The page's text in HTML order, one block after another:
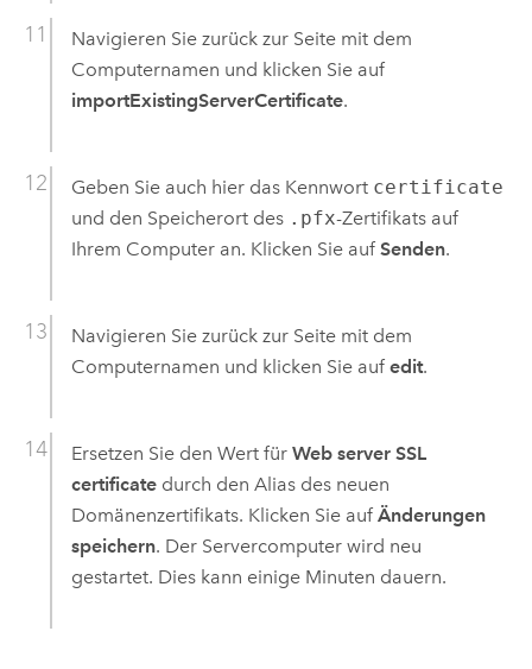
Navigieren Sie zurück zur Seite mit dem
Computernamen und klicken Sie auf
importExistingServerCertificate.
Geben Sie auch hier das Kennwort certificate
und den Speicherort des .pfx-Zertifikats auf
Ihrem Computer an. Klicken Sie auf Senden.
Navigieren Sie zurück zur Seite mit dem
Computernamen und klicken Sie auf edit.
Ersetzen Sie den Wert für Web server SSL
certificatedurch den Alias des neuen
Domänenzertifikats. Klicken Sie auf Änderungen
speichern. Der Servercomputer wird neu
gestartet. Dies kann einige Minuten dauern.